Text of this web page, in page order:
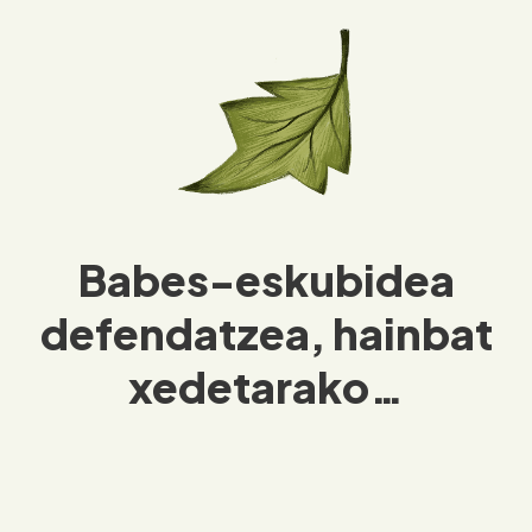
Babes-eskubidea
defendatzea, hainbat
xedetarako…